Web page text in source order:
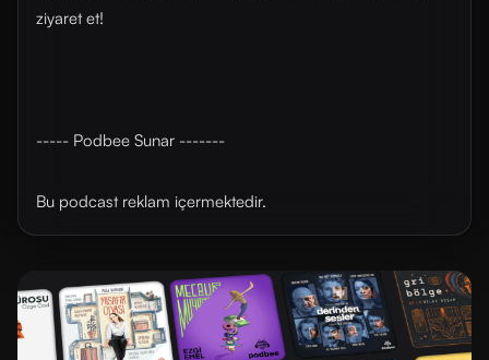
ziyaret et!
----- Podbee Sunar -------
Bu podcast reklam içermektedir.